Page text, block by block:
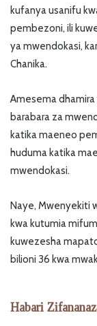
kufanya usanifu
pembezoni, ili
ya mwendokasi,
Chanika.
Amesema
barabara za
katika maeneo
huduma katika
mwendokasi.
Naye, Mwenyekiti
kwa kutumia
kuwezesha
bilioni 36 kwa
Habari